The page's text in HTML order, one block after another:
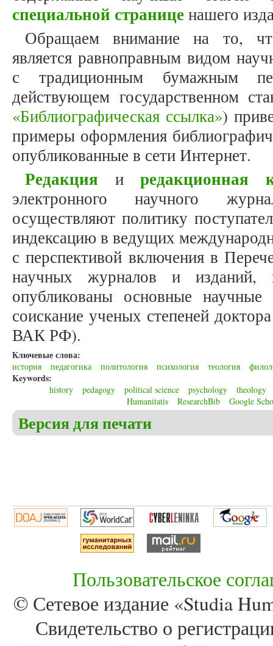
специальной страниценашего
Обращаем внимание на то,
является равноправным видом
с традиционным бумажным
действующем государственном
«Библиографическая ссылка»)
примеры оформления
опубликованные в сети Интернет.
Редакция и редакционная
электронного научного
осуществляют политику
индексацию в ведущих
с перспективой включения в
научных журналов и
опубликованы основные научные
соискание ученых степеней
ВАК РФ).
Ключевые слова:
история педагогика политология психология теология
Keywords:
history pedagogy political science psychology
theology
Humanitatis
ResearchBib Google
Версия для печати
Пользовательское
© Сетевое издание «Studia
Свидетельство о